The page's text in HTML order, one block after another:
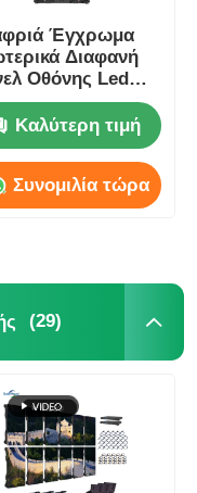
Έγχρωμα
Διαφανή
Οθόνης Led
P2.9 Αδιάβροχα
Παραγγελία
Καλύτερη τιμή
Συνομιλία τώρα
(29)